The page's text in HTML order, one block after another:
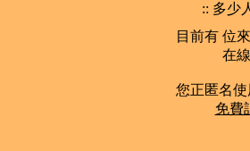
:: 多少
目前有 位
在
您正匿名
免費